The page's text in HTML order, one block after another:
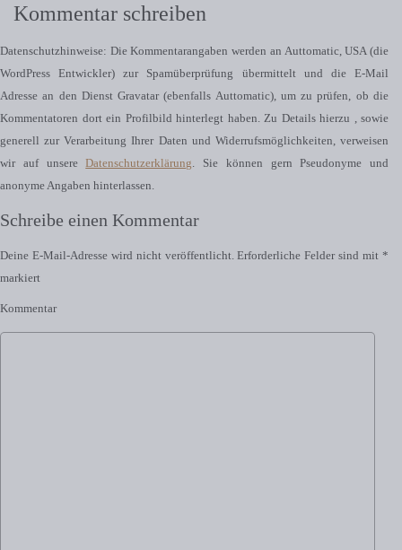
Kommentar schreiben
Datenschutzhinweise: Die Kommentarangaben werden an Auttomatic, USA (die
WordPress Entwickler) zur Spamüberprüfung übermittelt und die E-Mail
Adresse an den Dienst Gravatar (ebenfalls Auttomatic), um zu prüfen, ob die
Kommentatoren dort ein Profilbild hinterlegt haben. Zu Details hierzu , sowie
generell zur Verarbeitung Ihrer Daten und Widerrufsmöglichkeiten, verweisen
wir auf unsereDatenschutzerklärung . Sie können gern Pseudonyme und
anonyme Angaben hinterlassen.
Schreibe einen Kommentar
Deine E-Mail-Adresse wird nicht veröffentlicht. Erforderliche Felder sind mit *
markiert
Kommentar